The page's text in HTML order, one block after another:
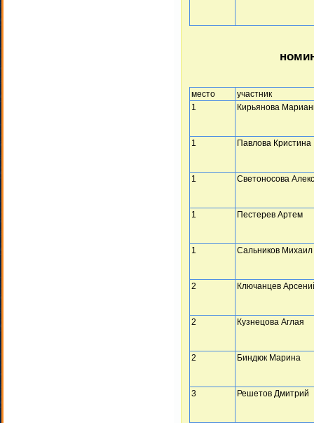
место
участник
1
Кирьянова
1 Павлова Кристина
1 Светоносова
1 Пестерев Артем
1 Сальников Михаил
2 Ключанцев
2 Кузнецова Аглая
2 Биндюк Марина
3 Решетов Дмитрий